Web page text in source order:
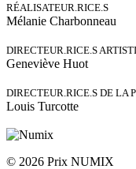
RÉALISATEUR.RICE.S
Mélanie Charbonneau
DIRECTEUR.RICE.S
Geneviève Huot
DIRECTEUR.RICE.S DE LA
Louis Turcotte
© 2026 Prix NUMIX